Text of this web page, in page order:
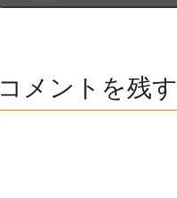
コメントを残す